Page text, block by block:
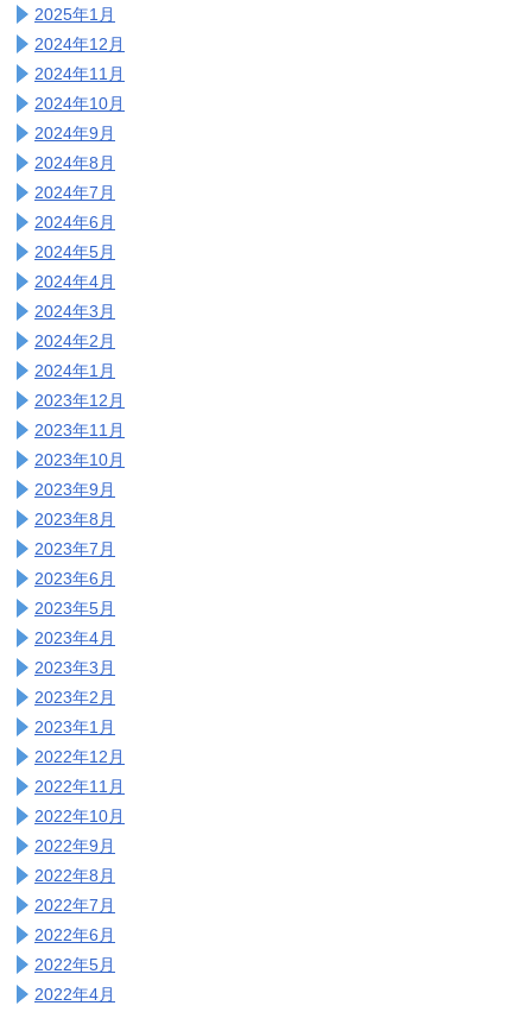
2025年1月
2024年12月
2024年11月
2024年10月
2024年9月
2024年8月
2024年7月
2024年6月
2024年5月
2024年4月
2024年3月
2024年2月
2024年1月
2023年12月
2023年11月
2023年10月
2023年9月
2023年8月
2023年7月
2023年6月
2023年5月
2023年4月
2023年3月
2023年2月
2023年1月
2022年12月
2022年11月
2022年10月
2022年9月
2022年8月
2022年7月
2022年6月
2022年5月
2022年4月